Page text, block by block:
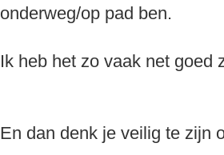
onderweg/op pad ben.
Ik heb het zo vaak net goed
En dan denk je veilig te zijn